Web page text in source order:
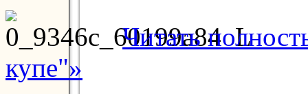
Читать
купе"»